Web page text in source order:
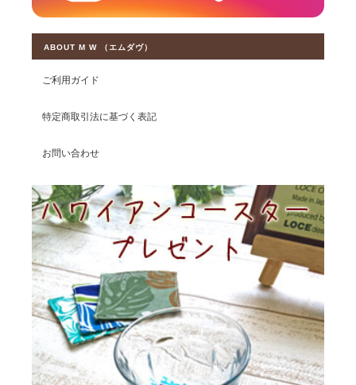
ABOUT M W （エムダヴ）
ご利用ガイド
特定商取引法に基づく表記
お問い合わせ